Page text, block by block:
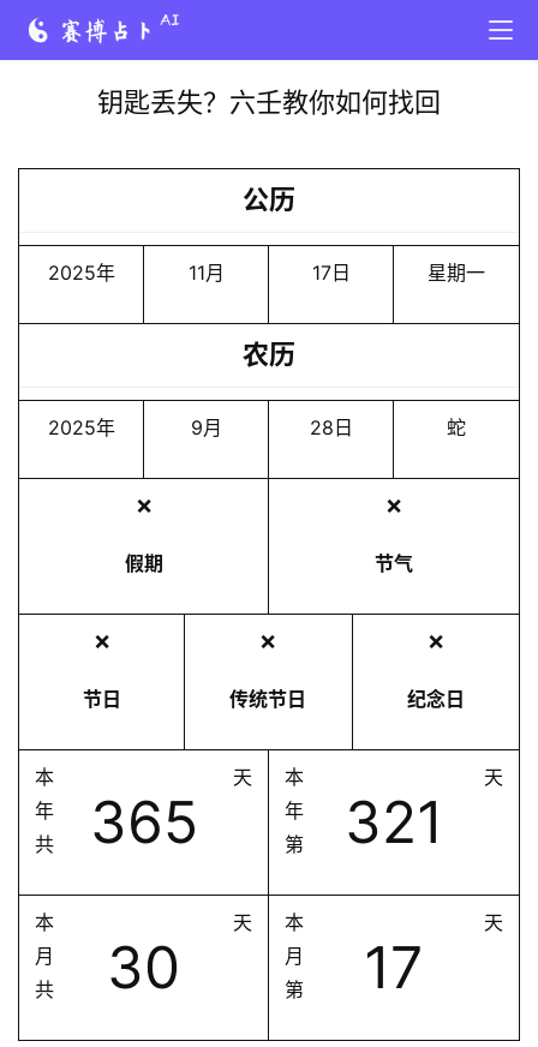
钥匙丢失？六壬教你如何找回
公历
2025年 11月 17日 星期一
农历
2025年 9月 28日 蛇
❌
假期
❌
节气
❌
节日
❌
传统节日
❌
纪念日
本
年
共
365
天
本
年
第
321
天
本
月
共
30
天
本
月
第
17
天